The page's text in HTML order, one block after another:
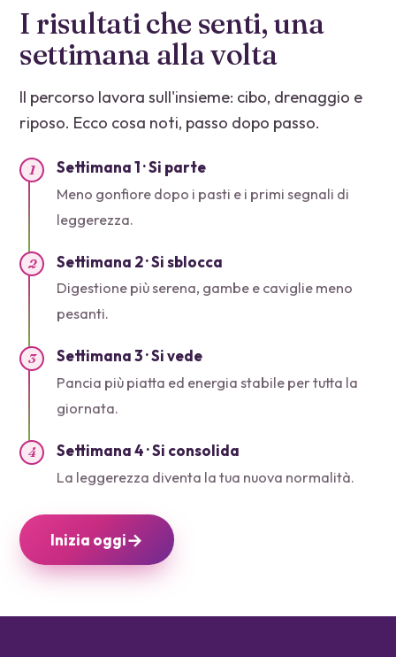
I risultati che senti, una
settimana alla volta
Il percorso lavora sull'insieme: cibo, drenaggio e
riposo. Ecco cosa noti, passo dopo passo.
1 Settimana 1 · Si parte
Meno gonfiore dopo i pasti e i primi segnali di
leggerezza.
2 Settimana 2 · Si sblocca
Digestione più serena, gambe e caviglie meno
pesanti.
3 Settimana 3 · Si vede
Pancia più piatta ed energia stabile per tutta la
giornata.
4 Settimana 4 · Si consolida
La leggerezza diventa la tua nuova normalità.
Inizia oggi→